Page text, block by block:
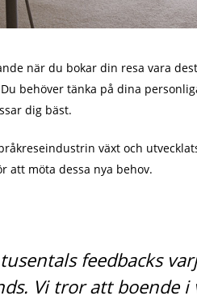
när du bokar din resa vara
behöver tänka på dina
dig bäst.
växt och
att möta dessa nya behov.
feedbacks
Vi tror att boende